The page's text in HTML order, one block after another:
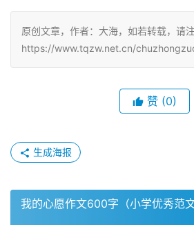
原创文章，作者：大海，如若转载，请注
https://www.tqzw.net.cn/
赞 (0)
生成海报
我的心愿作文600字（小学优秀范文